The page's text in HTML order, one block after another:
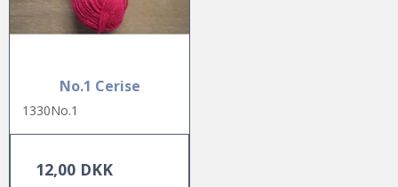
No.1 Cerise
1330No.1
12,00 DKK